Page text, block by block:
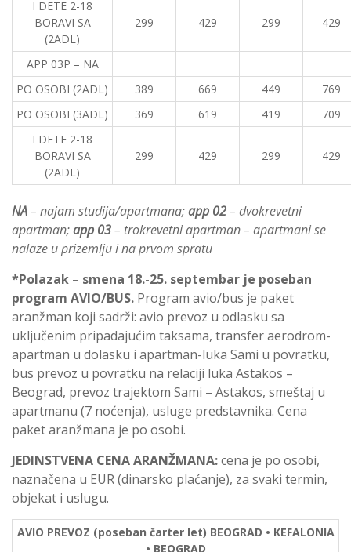
I DETE 2-18
BORAVI SA
(2ADL)
299 429 299 429
APP 03P – NA
PO OSOBI (2ADL)
389 669 449
769
PO OSOBI (3ADL)
369 619 419
709
I DETE 2-18
BORAVI SA
(2ADL)
299 429 299 429
NA– najam studija/apartmana;app 02– dvokrevetni
apartman;app 03– trokrevetni apartman – apartmani se
nalaze u prizemlju i na prvom spratu
*Polazak – smena 18.-25. septembar je poseban
program AVIO/BUS. Program avio/bus je paket
aranžman koji sadrži: avio prevoz u odlasku sa
uključenim pripadajućim taksama, transfer aerodrom-
apartman u dolasku i apartman-luka Sami u povratku,
bus prevoz u povratku na relaciji luka Astakos –
Beograd, prevoz trajektom Sami – Astakos, smeštaj u
apartmanu (7 noćenja), usluge predstavnika. Cena
paket aranžmana je po osobi.
JEDINSTVENA CENAARANŽMANA:cena je po osobi,
naznačena u EUR (dinarsko plaćanje), za svaki termin,
objekat i uslugu.
AVIO PREVOZ (poseban čarter let) BEOGRAD • KEFALONIA
• BEOGRAD